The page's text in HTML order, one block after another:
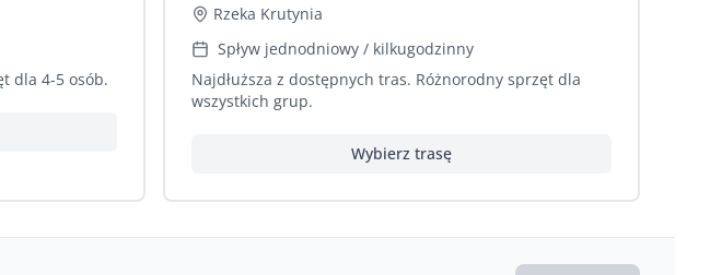
dla 4-5 osób.
Rzeka Krutynia
Spływ jednodniowy / kilkugodzinny
Najdłuższa z dostępnych tras. Różnorodny sprzęt dla
wszystkich grup.
Wybierz trasę